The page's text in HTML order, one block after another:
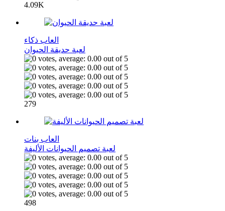
4.09K
العاب ذكاء
لعبة حديقة الحيوان
279
العاب بنات
لعبة تصميم الحيوانات الأليفة
498